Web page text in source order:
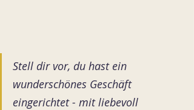
Stell dir vor, du hast ein
wunderschönes Geschäft
eingerichtet - mit liebevoll